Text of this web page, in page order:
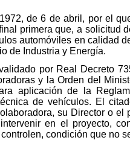
1972, de 6 de abril, por el
primera que, a solicitud
automóviles en calidad
de Industria y Energía.
por Real Decreto
y la Orden del
aplicación de la
de vehículos. El
su Director o
en el proyecto,
condición que no